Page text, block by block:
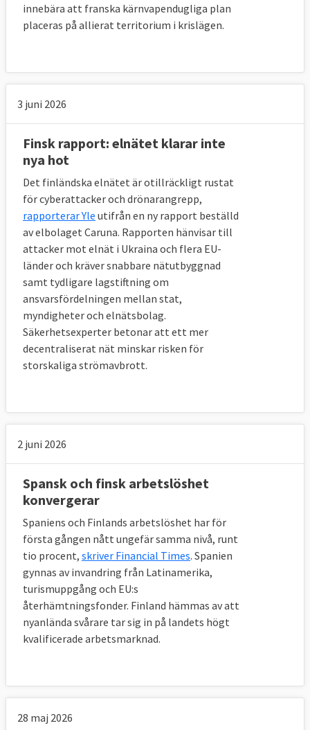
innebära att franska kärnvapendugliga plan
placeras på allierat territorium i krislägen.
3 juni 2026
Finsk rapport: elnätet klarar inte
nya hot
Det finländska elnätet är otillräckligt rustat
för cyberattacker och drönarangrepp,
rapporterar Yle utifrån en ny rapport beställd
av elbolaget Caruna. Rapporten hänvisar till
attacker mot elnät i Ukraina och flera EU-
länder och kräver snabbare nätutbyggnad
samt tydligare lagstiftning om
ansvarsfördelningen mellan stat,
myndigheter och elnätsbolag.
Säkerhetsexperter betonar att ett mer
decentraliserat nät minskar risken för
storskaliga strömavbrott.
2 juni 2026
Spansk och finsk arbetslöshet
konvergerar
Spaniens och Finlands arbetslöshet har för
första gången nått ungefär samma nivå, runt
tio procent, skriver Financial Times. Spanien
gynnas av invandring från Latinamerika,
turismuppgång och EU:s
återhämtningsfonder. Finland hämmas av att
nyanlända svårare tar sig in på landets högt
kvalificerade arbetsmarknad.
28 maj 2026